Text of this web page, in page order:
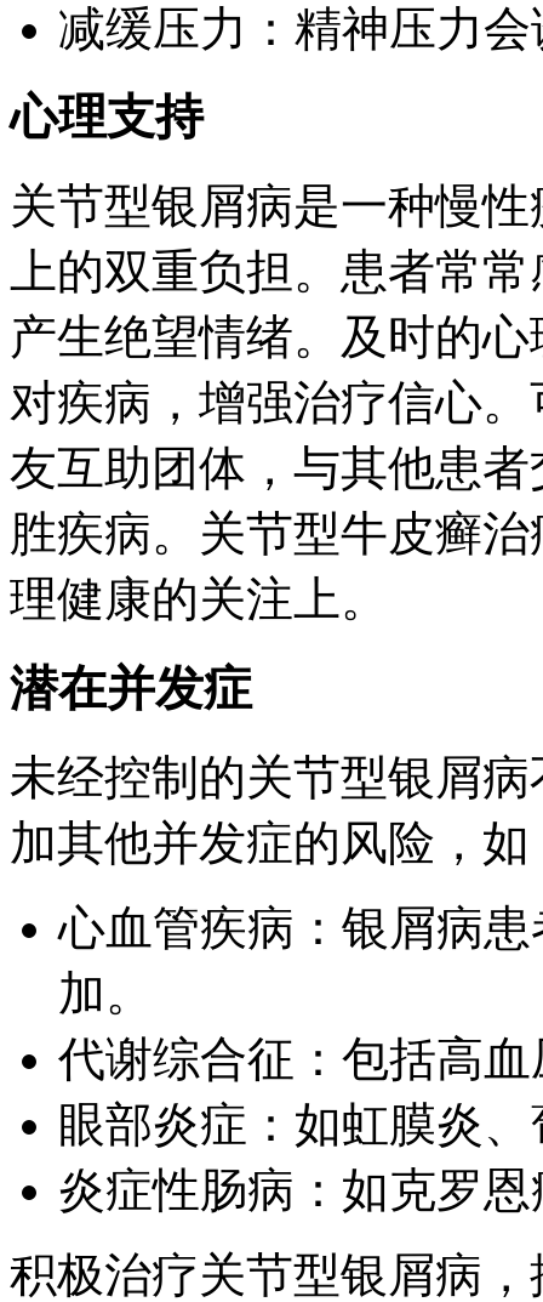
减缓压力：精神压力
心理支持
关节型银屑病是一种慢
上的双重负担。患者常
产生绝望情绪。及时的
对疾病，增强治疗信心
友互助团体，与其他患
胜疾病。关节型牛皮癣
理健康的关注上。
潜在并发症
未经控制的关节型银屑
加其他并发症的风险，如
心血管疾病：银屑病
加。
代谢综合征：包括高
眼部炎症：如虹膜炎
炎症性肠病：如克罗
积极治疗关节型银屑病